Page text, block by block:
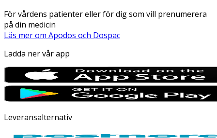
För vårdens patienter eller för dig som vill prenumerera
på din medicin
Läs mer om Apodos och Dospac
Ladda ner vår app
Leveransalternativ